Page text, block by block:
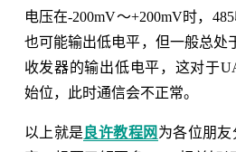
电压在-200mV～+200mV时，
也可能输出低电平，但一般总处
收发器的输出低电平，这对于
始位，此时通信会不正常。
以上就是 良许教程网 为各位朋友